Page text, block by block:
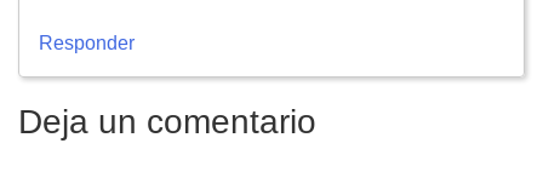
Responder
Deja un comentario